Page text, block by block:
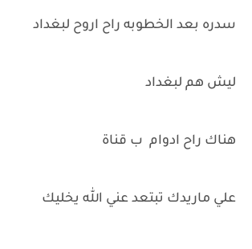
سدره بعد الخطوبه راح اروح لبغداد
ليش هم لبغداد
هناك راح ادوام ب قناة
علي ماريدك تبتعد عني الله يخليك